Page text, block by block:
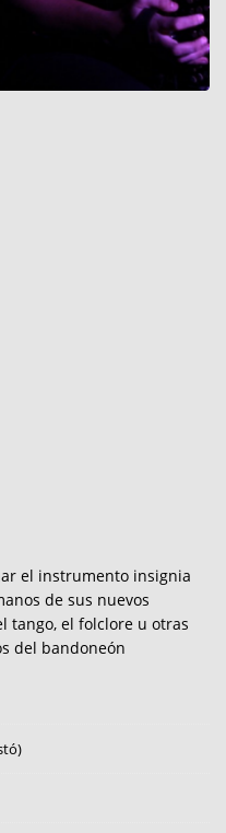
el instrumento insignia
de sus nuevos
tango, el folclore u otras
del bandoneón